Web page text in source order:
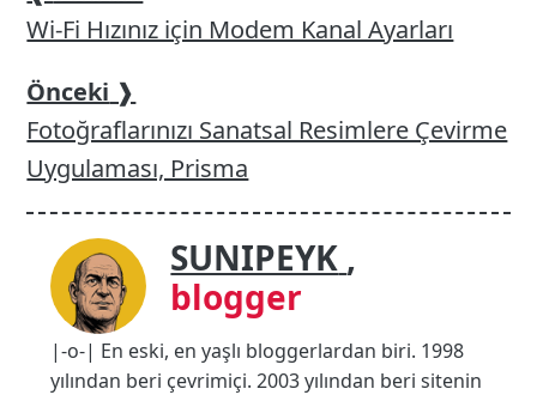
Wi-Fi Hızınız için Modem Kanal Ayarları
Önceki ❱
Fotoğraflarınızı Sanatsal Resimlere Çevirme
Uygulaması, Prisma
SUNIPEYK ,
blogger
|-o-| En eski, en yaşlı bloggerlardan biri. 1998
yılından beri çevrimiçi. 2003 yılından beri sitenin